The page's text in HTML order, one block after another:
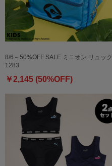
8/6～50%OFF SALE ミニオン リュック
1283
￥2,145 (50%OFF)